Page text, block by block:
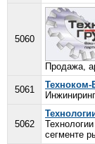
5060
Продажа,
5061
Техноком-
5062
сегменте